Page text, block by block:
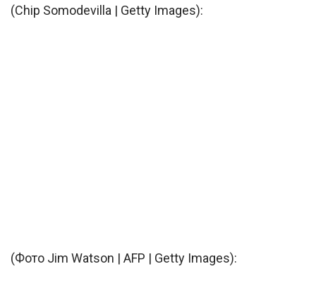
(Chip Somodevilla | Getty Images):
(Фото Jim Watson | AFP | Getty Images):